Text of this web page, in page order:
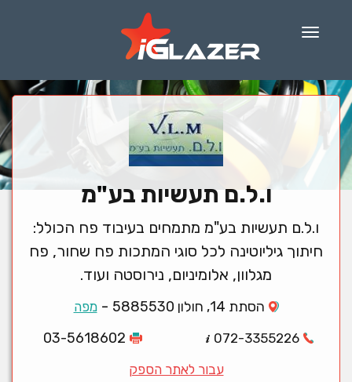
Menu
ו.ל.ם תעשיות בע"מ
ו.ל.ם תעשיות בע"מ מתמחים בעיבוד פח הכולל:
חיתוך גיליוטינה לכל סוגי המתכות פח שחור, פח
מגלוון, אלומיניום, נירוסטה ועוד.
הסתת 14, חולון 5885530 -מפה
072-3355226
03-5618602
עבור לאתר הספק